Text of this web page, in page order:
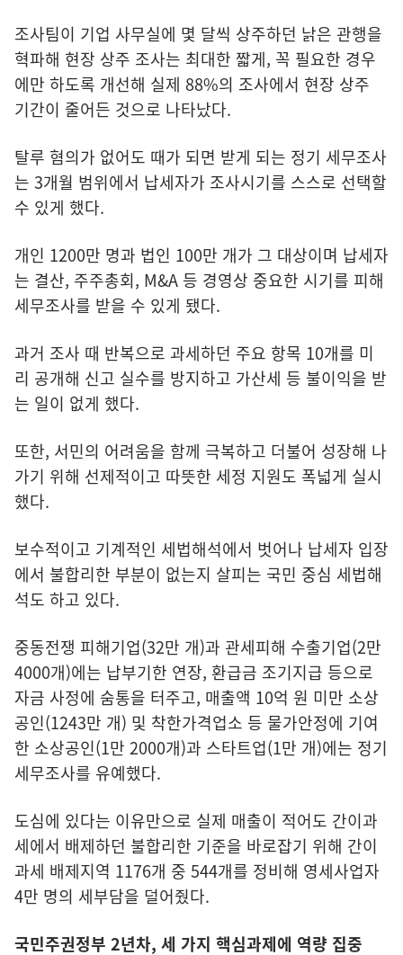
조사팀이 기업 사무실에 몇 달씩 상주하던 낡은 관행을
혁파해 현장 상주 조사는 최대한 짧게, 꼭 필요한 경우
에만 하도록 개선해 실제 88%의 조사에서 현장 상주
기간이 줄어든 것으로 나타났다.
탈루 혐의가 없어도 때가 되면 받게 되는 정기 세무조사
는 3개월 범위에서 납세자가 조사시기를 스스로 선택할
수 있게 했다.
개인 1200만 명과 법인 100만 개가 그 대상이며 납세자
는 결산, 주주총회, M&A 등 경영상 중요한 시기를 피해
세무조사를 받을 수 있게 됐다.
과거 조사 때 반복으로 과세하던 주요 항목 10개를 미
리 공개해 신고 실수를 방지하고 가산세 등 불이익을 받
는 일이 없게 했다.
또한, 서민의 어려움을 함께 극복하고 더불어 성장해 나
가기 위해 선제적이고 따뜻한 세정 지원도 폭넓게 실시
했다.
보수적이고 기계적인 세법해석에서 벗어나 납세자 입장
에서 불합리한 부분이 없는지 살피는 국민 중심 세법해
석도 하고 있다.
중동전쟁 피해기업(32만 개)과 관세피해 수출기업(2만
4000개)에는 납부기한 연장, 환급금 조기지급 등으로
자금 사정에 숨통을 터주고, 매출액 10억 원 미만 소상
공인(1243만 개) 및 착한가격업소 등 물가안정에 기여
한 소상공인(1만 2000개)과 스타트업(1만 개)에는 정기
세무조사를 유예했다.
도심에 있다는 이유만으로 실제 매출이 적어도 간이과
세에서 배제하던 불합리한 기준을 바로잡기 위해 간이
과세 배제지역 1176개 중 544개를 정비해 영세사업자
4만 명의 세부담을 덜어줬다.
국민주권정부 2년차, 세 가지 핵심과제에 역량 집중